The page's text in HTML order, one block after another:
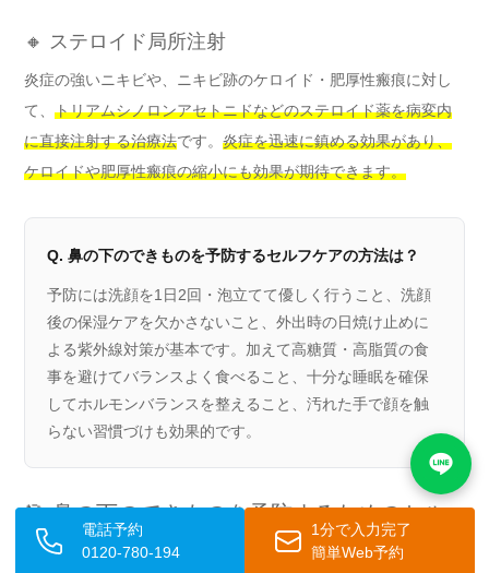
🔸 ステロイド局所注射
炎症の強いニキビや、ニキビ跡のケロイド・肥厚性瘢痕に対し
て、 トリアムシノロンアセトニドなどのステロイド薬を病変内
に直接注射する治療法です。 炎症を迅速に鎮める効果があり、
ケロイドや肥厚性瘢痕の縮小にも効果が期待できます。
Q. 鼻の下のできものを予防するセルフケアの方法は？
予防には洗顔を1日2回・泡立てて優しく行うこと、洗顔
後の保湿ケアを欠かさないこと、外出時の日焼け止めに
よる紫外線対策が基本です。加えて高糖質・高脂質の食
事を避けてバランスよく食べること、十分な睡眠を確保
してホルモンバランスを整えること、汚れた手で顔を触
らない習慣づけも効果的です。
🎯 鼻の下のできものを予防するためのセル
フケア電話予約
0120-780-194
1分で入力完了
簡単Web予約